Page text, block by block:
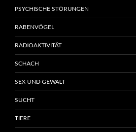
PSYCHISCHE STÖRUNGEN
RABENVÖGEL
RADIOAKTIVITÄT
SCHACH
SEX UND GEWALT
SUCHT
TIERE